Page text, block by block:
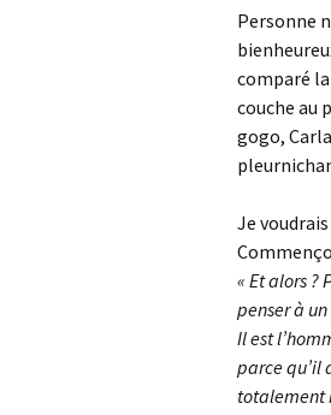
Personne
comparé
couche au
gogo,
Je
« Et alors ?
penser à
Il est
parce qu’il
totalement